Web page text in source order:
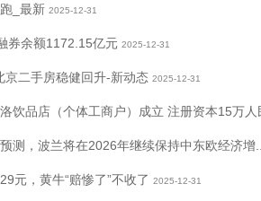
_最新 2025-12-31
券余额1172.15亿元 2025-12-31
二手房稳健回升-新动态 2025-12-31
饮品店（个体工商户）成立 注册资本15万人
测，波兰将在2026年继续保持中东欧经济增...
元，黄牛“赔惨了”不收了 2025-12-31